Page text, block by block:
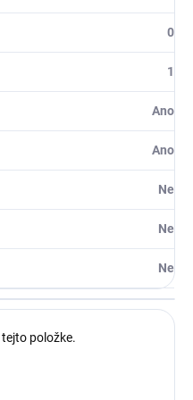
0
1
Ano
Ano
Ne
Ne
Ne
položke.